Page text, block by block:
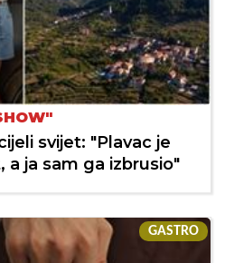
svijet: "Plavac je
a ja sam ga izbrusio"
GASTRO